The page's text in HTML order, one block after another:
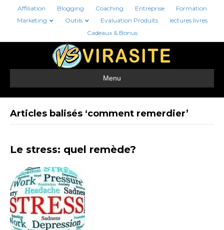
Affiliation Blogging Coaching Entreprise
Formation
Marketing
Outils Evaluation Produits
lectures livres
Cadeaux & Bonus
Menu
Articles balisés ‘comment remerdier’
Le stress: quel remède?